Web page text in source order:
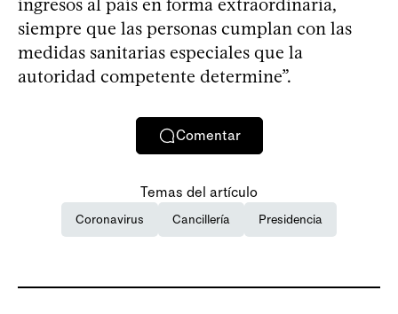
siempre que las personas cumplan con las
medidas sanitarias especiales que la
autoridad competente determine”.
Comentar
Temas del artículo
Coronavirus Cancillería Presidencia